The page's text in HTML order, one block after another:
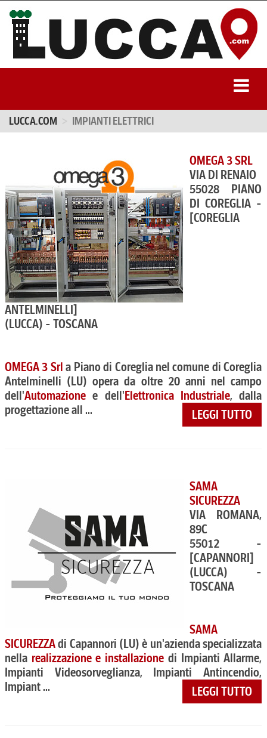
LUCCA.COM IMPIANTI ELETTRICI
OMEGA 3 SRL
VIA DI RENAIO
55028 PIANO
DI COREGLIA -
[COREGLIA
ANTELMINELLI]
(LUCCA) - TOSCANA
OMEGA 3 Srl a Piano di Coreglia nel comune di Coreglia
Antelminelli (LU) opera da oltre 20 anni nel campo
dell'Automazione e dell'Elettronica Industriale, dalla
progettazione all ...
LEGGI TUTTO
SAMA
SICUREZZA
VIA ROMANA,
89C
55012 -
[CAPANNORI]
(LUCCA) -
TOSCANA
SAMA
SICUREZZAdi Capannori (LU) è un'azienda specializzata
nella realizzazione e installazione di Impianti Allarme,
Impianti Videosorveglianza, Impianti Antincendio,
Impiant ...
LEGGI TUTTO